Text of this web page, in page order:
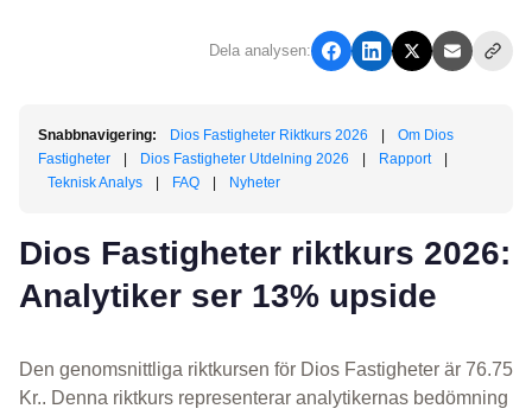
Dela analysen:
Snabbnavigering: Dios Fastigheter Riktkurs 2026
Om Dios
Fastigheter
Dios Fastigheter Utdelning 2026 Rapport
Teknisk Analys
FAQ Nyheter
Dios Fastigheter riktkurs 2026:
Analytiker ser 13% upside
Den genomsnittliga riktkursen för Dios Fastigheter är 76.75
Kr.. Denna riktkurs representerar analytikernas bedömning